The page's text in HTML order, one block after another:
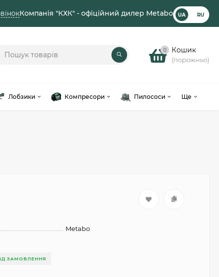
Компанія "КХК" - офіційний дилер Metabo UA RU
0 Кошик
(порожньо)
Лобзики Компресори Пилососи Ще
Metabo
ЗАМОВЛЕННЯ